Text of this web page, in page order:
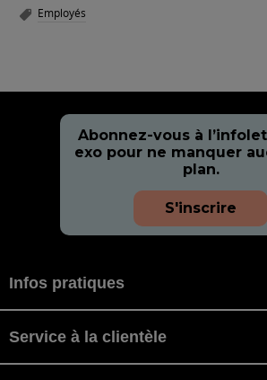
Employés
Abonnez-vous à
exo pour ne manquer
plan.
S'inscrire
Infos pratiques
Service à la clientèle